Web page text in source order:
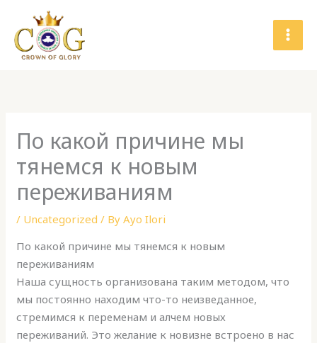
content
По какой причине мы
тянемся к новым
переживаниям
/ Uncategorized / ByAyo Ilori
По какой причине мы тянемся к новым
переживаниям
Наша сущность организована таким методом, что
мы постоянно находим что-то неизведанное,
стремимся к переменам и алчем новых
переживаний. Это желание к новизне встроено в нас